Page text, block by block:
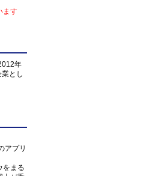
ます
年
とし
アプリ
をまる